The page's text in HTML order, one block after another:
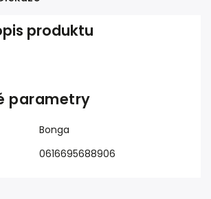
produktu
parametry
Bonga
0616695688906